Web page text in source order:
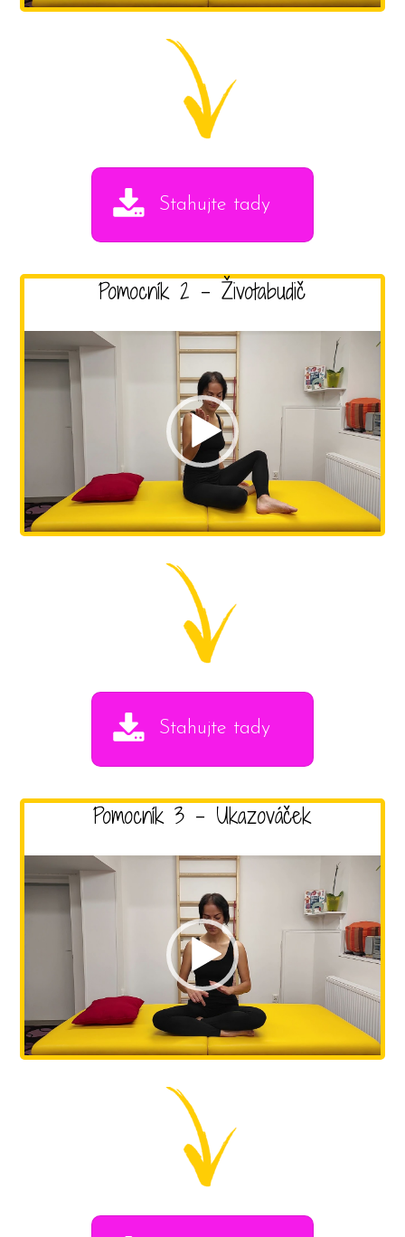
Stahujte tady
Pomocník 2 - Životabudič
Video
přehrávač
Stahujte tady
Pomocník 3 - Ukazováček
Video
přehrávač